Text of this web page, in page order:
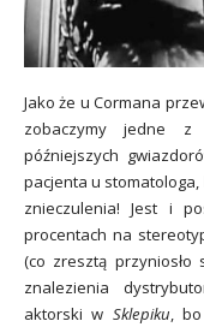
Jako że u Cormana
zobaczymy jedne z
późniejszych
pacjenta u
znieczulenia! Jest i
procentach na
(co zresztą
znalezienia
aktorski w Sklepiku,